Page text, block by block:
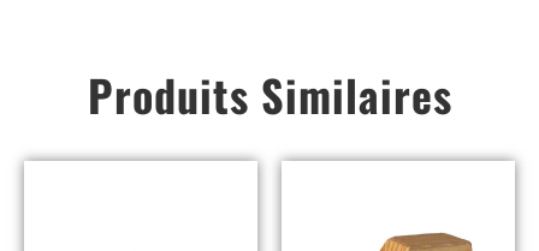
Produits Similaires